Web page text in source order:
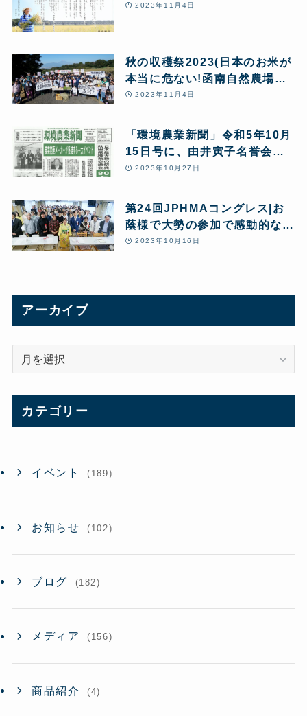
2023年11月4日
秋の収穫祭2023(日本のお米が
本当に危ない!函南自然農場か
ら緊急アピールを行いました)
2023年11月4日
「環境農業新聞」令和5年10月
15日号に、由井寅子名誉会長
の「改めて問う!あきたこまち
第24回JPHMAコングレス開催
報告が5ページにわたり特集掲
載されました。
2023年10月27日
第24回JPHMAコングレス|お
蔭様で大勢の参加で感動的なイ
ベントとなりました
2023年10月16日
アーカイブ
ブ
カテゴリー
イベント (189)
お知らせ (102)
ブログ (182)
メディア (156)
商品紹介 (4)